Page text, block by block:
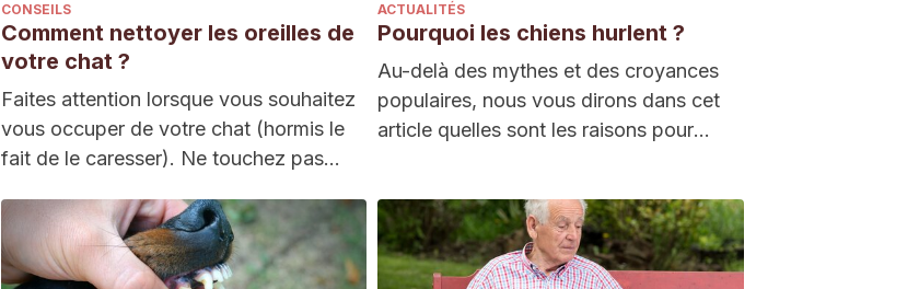
CONSEILS
Comment nettoyer les oreilles de
votre chat ?
Faites attention lorsque vous souhaitez
vous occuper de votre chat (hormis le
fait de le caresser). Ne touchez pas
ACTUALITÉS
Pourquoi les chiens hurlent ?
Au-delà des mythes et des croyances
populaires, nous vous dirons dans cet
article quelles sont les raisons pour
ce…